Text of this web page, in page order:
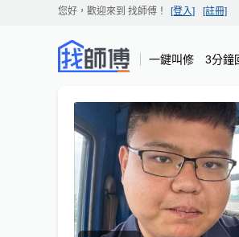
您好，歡迎來到 找師傅 ！ [登入] [註冊]
一鍵叫修 3分鐘